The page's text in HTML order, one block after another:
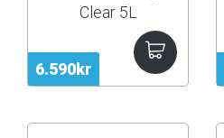
6.590kr
Clear 5L